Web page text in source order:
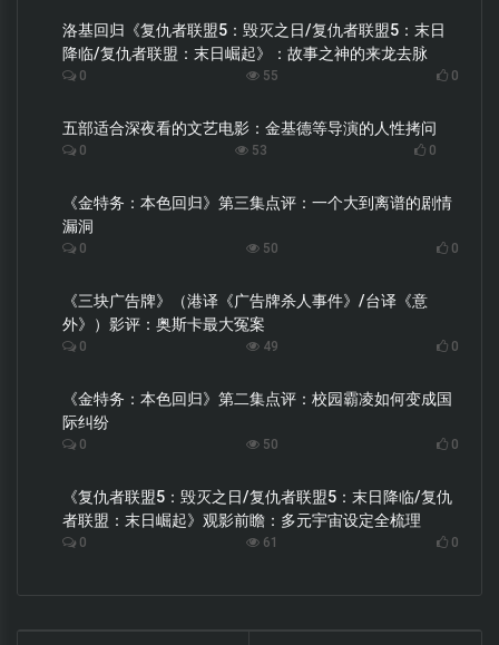
洛基回归《复仇者联盟5：毁灭之日/复仇者联盟5：末日
降临/复仇者联盟：末日崛起》：故事之神的来龙去脉
0 55 0
五部适合深夜看的文艺电影：金基德等导演的人性拷问
0 53 0
《金特务：本色回归》第三集点评：一个大到离谱的剧情
漏洞
0 50 0
《三块广告牌》（港译《广告牌杀人事件》/台译《意
外》）影评：奥斯卡最大冤案
0 49 0
《金特务：本色回归》第二集点评：校园霸凌如何变成国
际纠纷
0 50 0
《复仇者联盟5：毁灭之日/复仇者联盟5：末日降临/复仇
者联盟：末日崛起》观影前瞻：多元宇宙设定全梳理
0 61 0